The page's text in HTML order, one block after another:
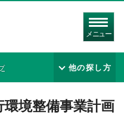
メニュー
他の探し方
境整備事業計画